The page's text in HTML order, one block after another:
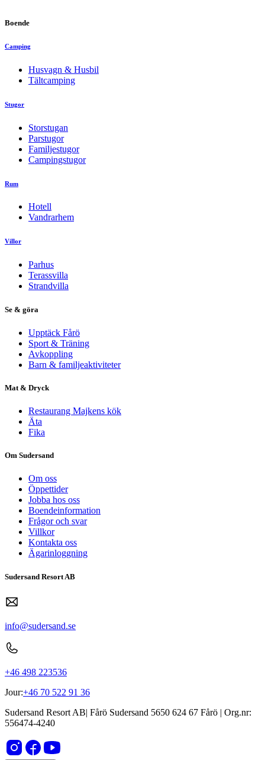
Boende
Camping
Husvagn & Husbil
Tältcamping
Stugor
Storstugan
Parstugor
Familjestugor
Campingstugor
Rum
Hotell
Vandrarhem
Villor
Parhus
Terassvilla
Strandvilla
Se & göra
Upptäck Fårö
Sport & Träning
Avkoppling
Barn & familjeaktiviteter
Mat & Dryck
Restaurang Majkens kök
Äta
Fika
Om Sudersand
Om oss
Öppettider
Jobba hos oss
Boendeinformation
Frågor och svar
Villkor
Kontakta oss
Ägarinloggning
Sudersand Resort AB
info@sudersand.se
+46 498 223536
Jour:+46 70 522 91 36
Sudersand Resort AB| Fårö Sudersand 5650 624 67 Fårö | Org.nr:
556474-4240